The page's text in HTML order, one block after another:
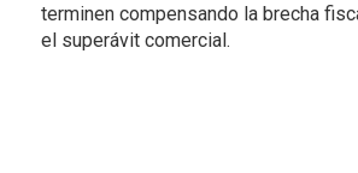
terminen compensando la brecha
el superávit comercial.